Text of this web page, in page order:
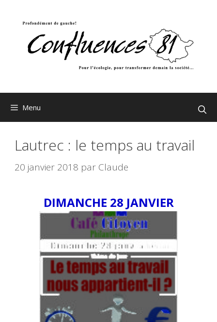
Menu
Lautrec : le temps au travail
20 janvier 2018 par Claude
DIMANCHE 28 JANVIER